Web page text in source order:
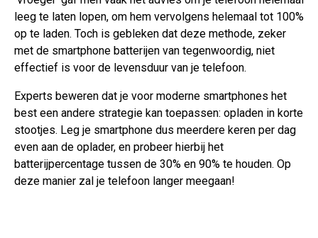
leeg te laten lopen, om hem vervolgens helemaal tot 100%
op te laden. Toch is gebleken dat deze methode, zeker
met de smartphone batterijen van tegenwoordig, niet
effectief is voor de levensduur van je telefoon.
Experts beweren dat je voor moderne smartphones het
best een andere strategie kan toepassen: opladen in korte
stootjes. Leg je smartphone dus meerdere keren per dag
even aan de oplader, en probeer hierbij het
batterijpercentage tussen de 30% en 90% te houden. Op
deze manier zal je telefoon langer meegaan!